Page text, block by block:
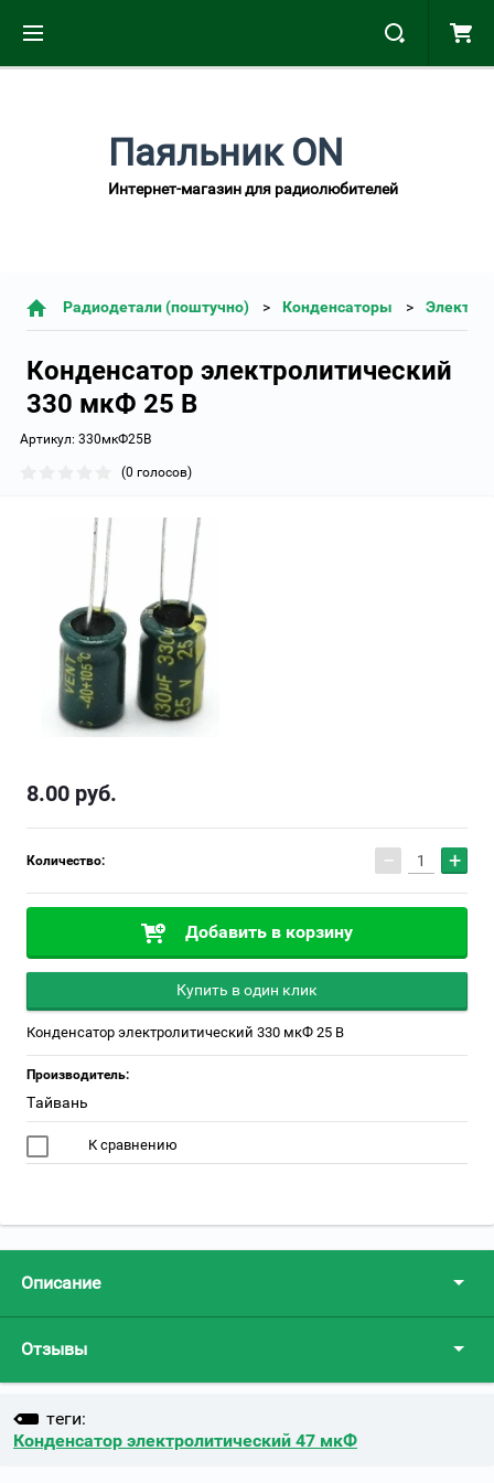
Паяльник ON
Интернет-магазин для радиолюбителей
Радиодетали (поштучно) Конденсаторы
Конденсатор электролитический
330 мкФ 25 В
Артикул: 330мкФ25В
(0 голосов)
8.00 руб.
Количество: − +
Добавить в корзину
Купить в один клик
Конденсатор электролитический 330 мкФ 25 В
Производитель:
Тайвань
К сравнению
Описание
Отзывы
теги:
Конденсатор электролитический 47 мкФ